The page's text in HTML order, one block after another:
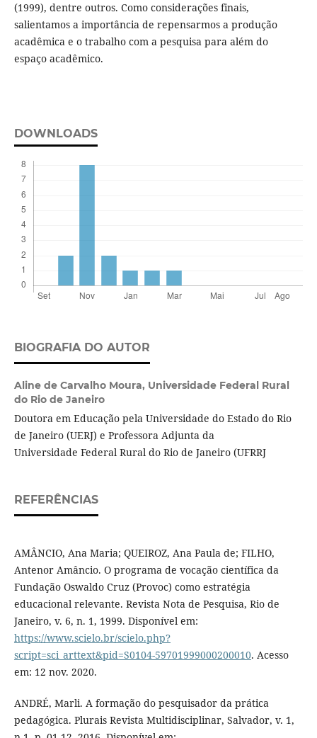
(1999), dentre outros. Como considerações finais,
salientamos a importância de repensarmos a produção
acadêmica e o trabalho com a pesquisa para além do
espaço acadêmico.
DOWNLOADS
BIOGRAFIA DO AUTOR
Aline de Carvalho Moura, Universidade Federal Rural
do Rio de Janeiro
Doutora em Educação pela Universidade do Estado do Rio
de Janeiro (UERJ) e Professora Adjunta da
Universidade Federal Rural do Rio de Janeiro (UFRRJ
REFERÊNCIAS
AMÂNCIO, Ana Maria; QUEIROZ, Ana Paula de; FILHO,
Antenor Amâncio. O programa de vocação científica da
Fundação Oswaldo Cruz (Provoc) como estratégia
educacional relevante. Revista Nota de Pesquisa, Rio de
Janeiro, v. 6, n. 1, 1999. Disponível em:
https://www.scielo.br/scielo.php?
script=sci_arttext&pid=S0104-59701999000200010. Acesso
em: 12 nov. 2020.
ANDRÉ, Marli. A formação do pesquisador da prática
pedagógica. Plurais Revista Multidisciplinar, Salvador, v. 1,